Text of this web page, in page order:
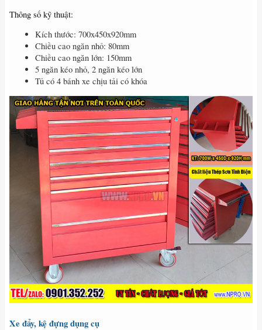
Thông số kỹ thuật:
Kích thước: 700x450x920mm
Chiều cao ngăn nhỏ: 80mm
Chiều cao ngăn lớn: 150mm
5 ngăn kéo nhỏ, 2 ngăn kéo lớn
Tủ có 4 bánh xe chịu tải có khóa
Xe đẩy, kệ đựng dụng cụ